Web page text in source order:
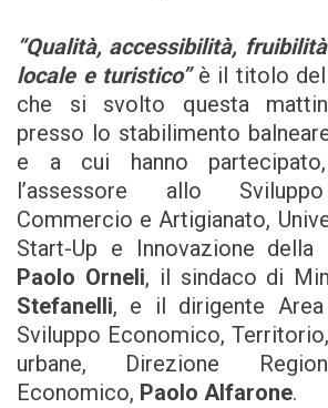
“Qualità, accessibilità,
locale e turistico”è il titolo del
che si svolto questa
presso lo stabilimento
e a cui hanno
l’assessore allo
Commercio e Artigianato,
Start-Up e Innovazione della
Paolo Orneli, il sindaco di
Stefanelli, e il dirigente
Sviluppo Economico,
urbane, Direzione
Economico, Paolo Alfarone.